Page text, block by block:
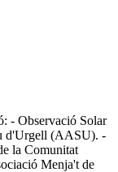
- Observació Solar
d'Urgell (AASU). -
la Comunitat
Menja't de